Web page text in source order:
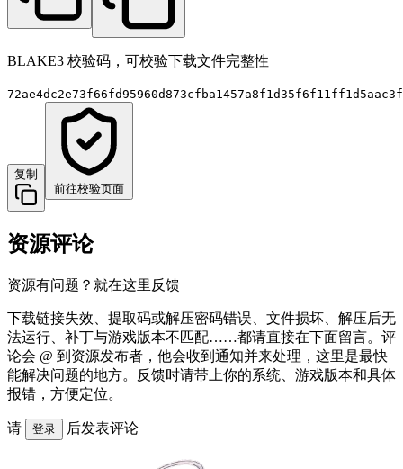
BLAKE3 校验码，可校验下载文件完整性
复制
前往校验页面
资源评论
资源有问题？就在这里反馈
下载链接失效、提取码或解压密码错误、文件损坏、解压后无
法运行、补丁与游戏版本不匹配……都请直接在下面留言。评
论会 @ 到资源发布者，他会收到通知并来处理，这里是最快
能解决问题的地方。反馈时请带上你的系统、游戏版本和具体
报错，方便定位。
请 登录 后发表评论